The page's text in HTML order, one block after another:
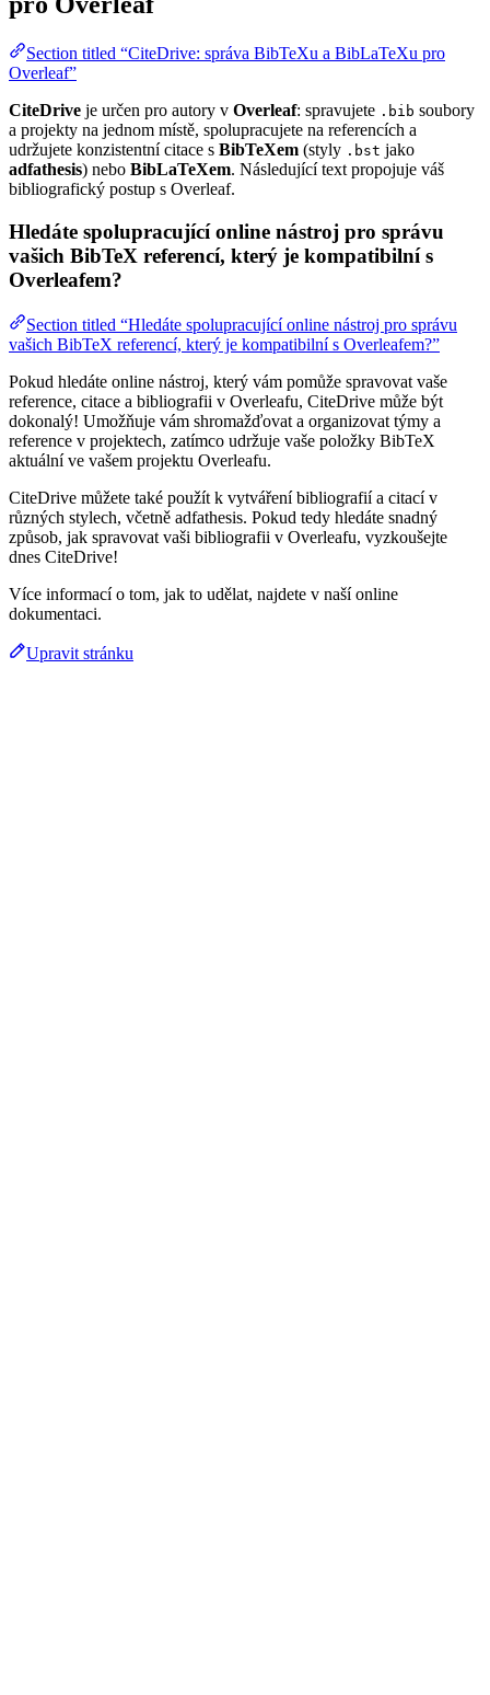
Section titled “CiteDrive: správa BibTeXu a BibLaTeXu pro
Overleaf”
CiteDrive je určen pro autory v Overleaf: spravujete .bib soubory
a projekty na jednom místě, spolupracujete na referencích a
udržujete konzistentní citace s BibTeXem (styly .bst jako
adfathesis) nebo BibLaTeXem. Následující text propojuje váš
bibliografický postup s Overleaf.
Hledáte spolupracující online nástroj pro správu
vašich BibTeX referencí, který je kompatibilní s
Overleafem?
Section titled “Hledáte spolupracující online nástroj pro správu
vašich BibTeX referencí, který je kompatibilní s Overleafem?”
Pokud hledáte online nástroj, který vám pomůže spravovat vaše
reference, citace a bibliografii v Overleafu, CiteDrive může být
dokonalý! Umožňuje vám shromažďovat a organizovat týmy a
reference v projektech, zatímco udržuje vaše položky BibTeX
aktuální ve vašem projektu Overleafu.
CiteDrive můžete také použít k vytváření bibliografií a citací v
různých stylech, včetně adfathesis. Pokud tedy hledáte snadný
způsob, jak spravovat vaši bibliografii v Overleafu, vyzkoušejte
dnes CiteDrive!
Více informací o tom, jak to udělat, najdete v naší online
dokumentaci.
Upravit stránku